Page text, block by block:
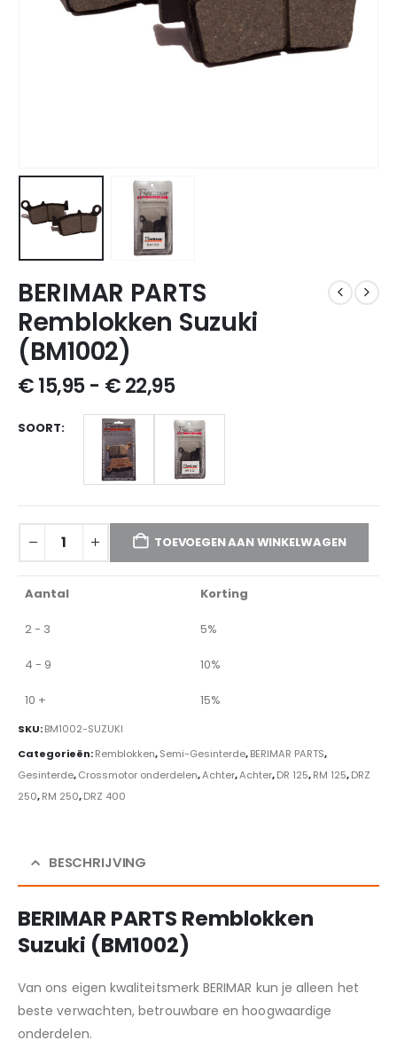
BERIMAR PARTS
Remblokken Suzuki
(BM1002)
€15,95- €22,95
SOORT
TOEVOEGEN AAN WINKELWAGEN
Aantal Korting
2 - 3 5%
4 - 9 10%
10 + 15%
SKU:BM1002-SUZUKI
Categorieën:Remblokken,Semi-Gesinterde,BERIMAR PARTS,
Gesinterde,Crossmotor onderdelen,Achter,Achter,DR 125,RM 125,DRZ
250,RM 250,DRZ 400
BESCHRIJVING
BERIMAR PARTS Remblokken
Suzuki (BM1002)
Van ons eigen kwaliteitsmerk BERIMAR kun je alleen het
beste verwachten, betrouwbare en hoogwaardige
onderdelen.